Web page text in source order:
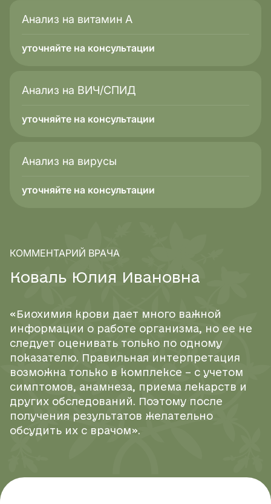
Анализ на витамин А
уточняйте на консультации
Анализ на ВИЧ/СПИД
уточняйте на консультации
Анализ на вирусы
уточняйте на консультации
КОММЕНТАРИЙ ВРАЧА
Коваль Юлия И вановна
«Биохимия крови дает много важной
информации о работе организма, но ее не
следует оценивать только по одному
показателю. Правильная интерпретация
возможна только в комплексе – с учетом
симптомов, анамнеза, приема лекарств и
других обследований. Поэтому после
получения результатов желательно
обсудить их с врачом».